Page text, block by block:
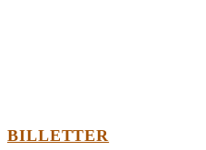
BILLETTER